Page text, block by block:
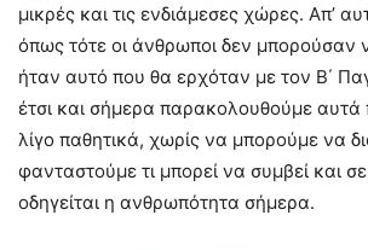
μικρές και τις ενδιάμεσες χώρες. Απ’
όπως τότε οι άνθρωποι δεν μπορούσαν
ήταν αυτό που θα ερχόταν με τον Β΄
έτσι και σήμερα παρακολουθούμε αυτά
λίγο παθητικά, χωρίς να μπορούμε να
φανταστούμε τι μπορεί να συμβεί και
οδηγείται η ανθρωπότητα σήμερα.